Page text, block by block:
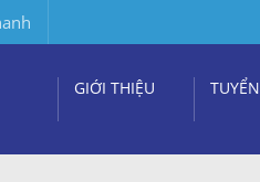
GIỚI THIỆU